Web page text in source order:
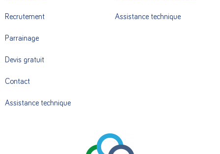
Recrutement
Parrainage
Devis gratuit
Contact
Assistance technique
Assistance technique